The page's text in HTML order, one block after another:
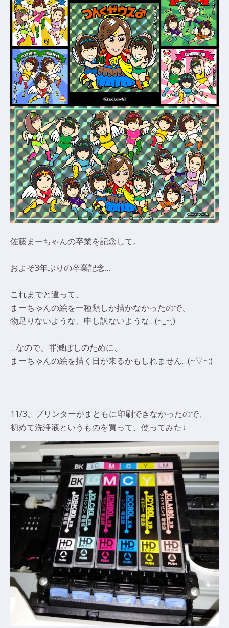
佐藤まーちゃんの卒業を記念して。
およそ3年ぶりの卒業記念…
これまでと違って、
まーちゃんの絵を一種類しか描かなかったので、
物足りないような、申し訳ないような…(~_~;)
…なので、罪滅ぼしのために、
まーちゃんの絵を描く日が来るかもしれません…(~▽~;)
11/3、プリンターがまともに印刷できなかったので、
初めて洗浄液というものを買って、使ってみた↓